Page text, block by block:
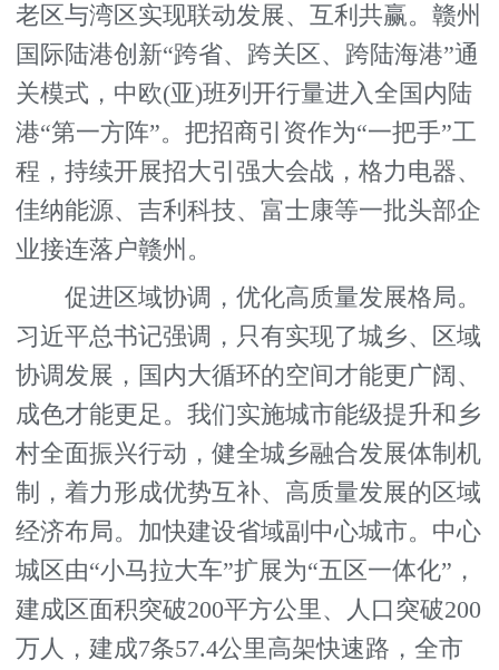
老区与湾区实现联动发展、互利共赢。赣州
国际陆港创新“跨省、跨关区、跨陆海港”通
关模式，中欧(亚)班列开行量进入全国内陆
港“第一方阵”。把招商引资作为“一把手”工
程，持续开展招大引强大会战，格力电器、
佳纳能源、吉利科技、富士康等一批头部企
业接连落户赣州。
促进区域协调，优化高质量发展格局。
习近平总书记强调，只有实现了城乡、区域
协调发展，国内大循环的空间才能更广阔、
成色才能更足。我们实施城市能级提升和乡
村全面振兴行动，健全城乡融合发展体制机
制，着力形成优势互补、高质量发展的区域
经济布局。加快建设省域副中心城市。中心
城区由“小马拉大车”扩展为“五区一体化”，
建成区面积突破200平方公里、人口突破200
万人，建成7条57.4公里高架快速路，全市